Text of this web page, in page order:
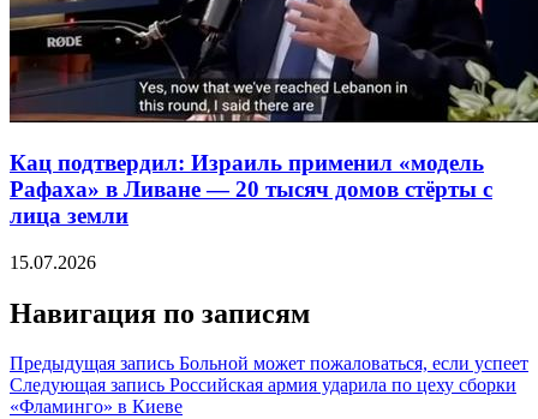
Кац подтвердил: Израиль применил «модель
Рафаха» в Ливане — 20 тысяч домов стёрты с
лица земли
15.07.2026
Навигация по записям
Предыдущая запись Больной может пожаловаться, если успеет
Следующая запись Российская армия ударила по цеху сборки
«Фламинго» в Киеве